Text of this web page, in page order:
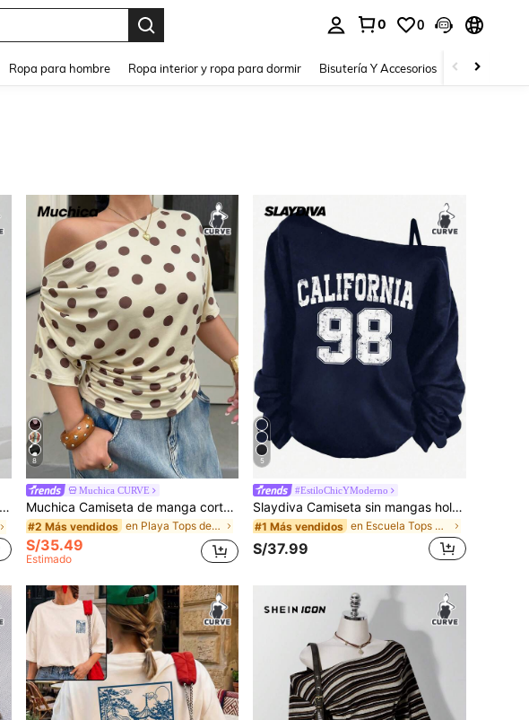
0 0
Ropa para hombre Ropa interior y ropa para dormir Bisutería Y Accesorios Zapatos
8
Muchica CURVE
Muchica Camiseta de manga corta con hombro asimétrico, estampado de lunares y fruncido para mujer talla grande
#2 Más vendidos en Playa Tops de talla grande
S/35.49
Estimado
5
#EstiloChicYModerno
Slaydiva Camiseta sin mangas holgada con estampado floral para mujer de talla grande
#1 Más vendidos en Escuela Tops de talla grande
S/37.99